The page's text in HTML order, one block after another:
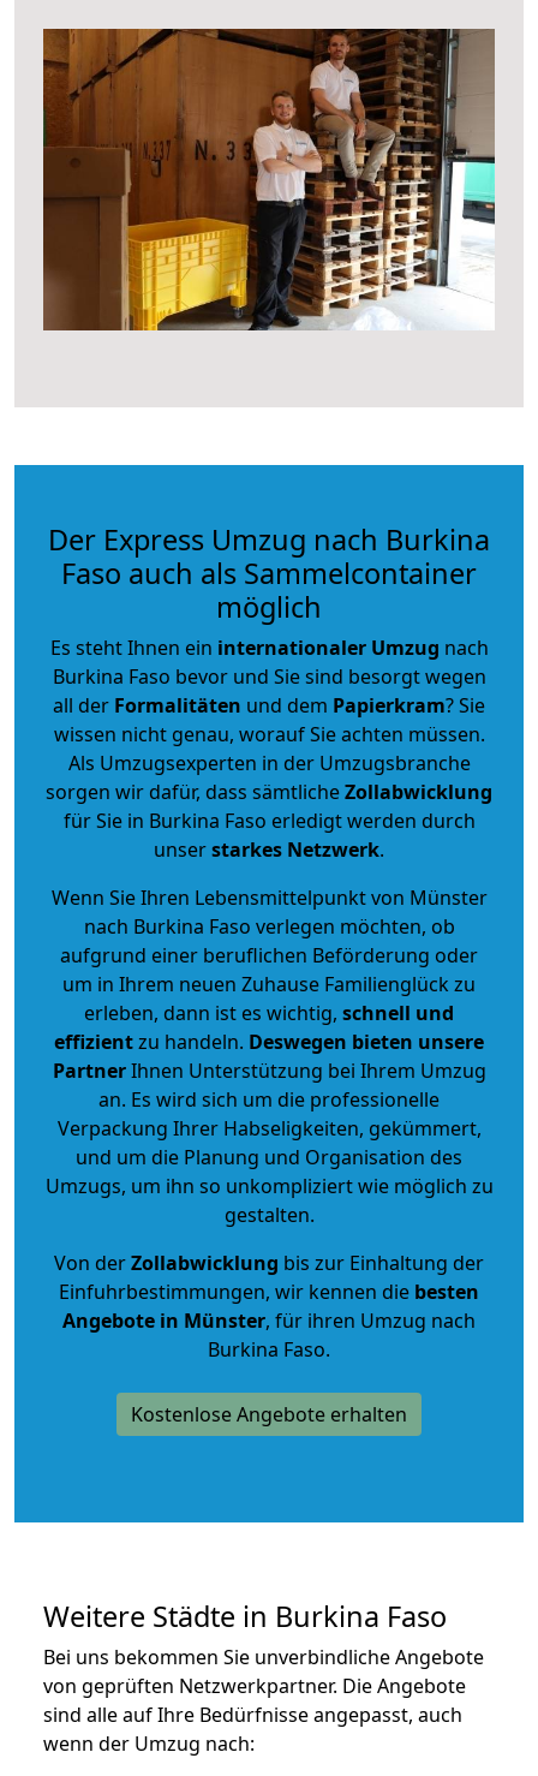
Der Express Umzug nach Burkina
Faso auch als Sammelcontainer
möglich
Es steht Ihnen ein internationaler Umzug nach
Burkina Faso bevor und Sie sind besorgt wegen
all der Formalitäten und dem Papierkram? Sie
wissen nicht genau, worauf Sie achten müssen.
Als Umzugsexperten in der Umzugsbranche
sorgen wir dafür, dass sämtlicheZollabwicklung
für Sie in Burkina Faso erledigt werden durch
unserstarkes Netzwerk.
Wenn Sie Ihren Lebensmittelpunkt von Münster
nach Burkina Faso verlegen möchten, ob
aufgrund einer beruflichen Beförderung oder
um in Ihrem neuen Zuhause Familienglück zu
erleben, dann ist es wichtig, schnell und
effizientzu handeln. Deswegen bieten unsere
PartnerIhnen Unterstützung bei Ihrem Umzug
an. Es wird sich um die professionelle
Verpackung Ihrer Habseligkeiten, gekümmert,
und um die Planung und Organisation des
Umzugs, um ihn so unkompliziert wie möglich zu
gestalten.
Von derZollabwicklung bis zur Einhaltung der
Einfuhrbestimmungen, wir kennen die besten
Angebote in Münster, für ihren Umzug nach
Burkina Faso.
Kostenlose Angebote erhalten
Weitere Städte in Burkina Faso
Bei uns bekommen Sie unverbindliche Angebote
von geprüften Netzwerkpartner. Die Angebote
sind alle auf Ihre Bedürfnisse angepasst, auch
wenn der Umzug nach: